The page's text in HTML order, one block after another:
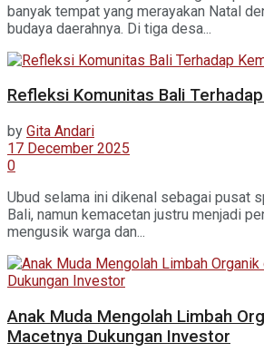
banyak tempat yang merayakan Natal
budaya daerahnya. Di tiga desa...
Refleksi Komunitas Bali
by Gita Andari
17 December 2025
0
Ubud selama ini dikenal sebagai pusat
Bali, namun kemacetan justru menjadi
mengusik warga dan...
Anak Muda Mengolah Limbah
Macetnya Dukungan Investor